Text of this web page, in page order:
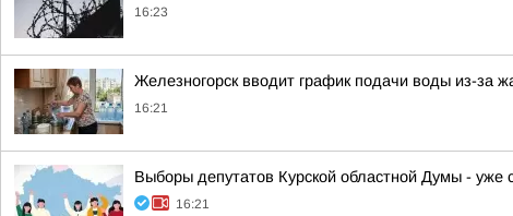
16:23
Железногорск вводит график подачи воды из-за
16:21
Выборы депутатов Курской областной Думы - уже
16:21